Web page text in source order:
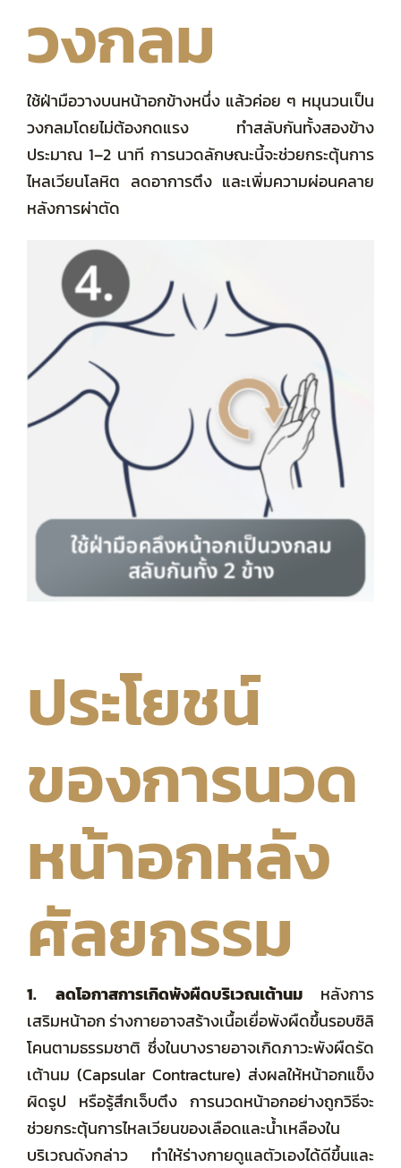
วงกลม
ใช้ฝ่ามือวางบนหน้าอกข้างหนึ่ง แล้วค่อย ๆ หมุนวนเป็น
วงกลมโดยไม่ต้องกดแรง ทำสลับกันทั้งสองข้าง
ประมาณ 1–2 นาที การนวดลักษณะนี้จะช่วยกระตุ้นการ
ไหลเวียนโลหิต ลดอาการตึง และเพิ่มความผ่อนคลาย
หลังการผ่าตัด
ประโยชน์
ของการนวด
หน้าอกหลัง
ศัลยกรรม
1. ลดโอกาสการเกิดพังผืดบริเวณเต้านม
หลังการ
เสริมหน้าอก ร่างกายอาจสร้างเนื้อเยื่อพังผืดขึ้นรอบซิลิ
โคนตามธรรมชาติ ซึ่งในบางรายอาจเกิดภาวะพังผืดรัด
เต้านม (Capsular Contracture) ส่งผลให้หน้าอกแข็ง
ผิดรูป หรือรู้สึกเจ็บตึง การนวดหน้าอกอย่างถูกวิธีจะ
ช่วยกระตุ้นการไหลเวียนของเลือดและน้ำเหลืองใน
บริเวณดังกล่าว ทำให้ร่างกายดูแลตัวเองได้ดีขึ้นและ